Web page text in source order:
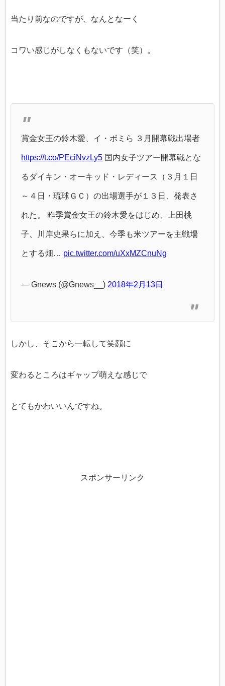
当たり前なのですが、なんとなーく
コワい感じがしなくもないです（笑）。
賞金女王の鈴木愛、イ・ボミら ３月開幕戦出場者
https://t.co/PEciNvzLy5 国内女子ツアー開幕戦とな
るダイキン・オーキッド・レディース（３月１日
～４日・琉球ＧＣ）の出場選手が１３日、発表さ
れた。 昨季賞金女王の鈴木愛をはじめ、上田桃
子、川岸史果らに加え、今季も米ツアーを主戦場
とする畑… pic.twitter.com/uXxMZCnuNg
— Gnews (@Gnews__) 2018年2月13日
しかし、そこから一転して笑顔に
変わるところはギャップ萌えな感じで
とてもかわいいんですね。
スポンサーリンク